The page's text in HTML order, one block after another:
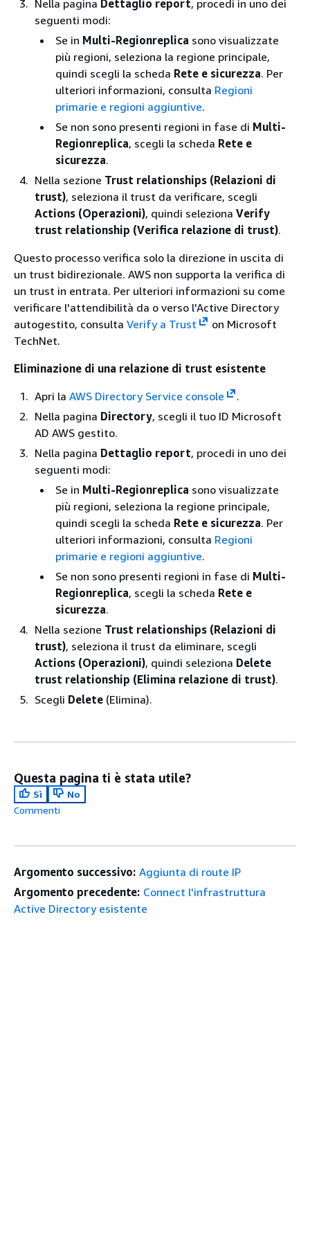
Nella pagina Dettaglio report, procedi in uno dei
seguenti modi:
Se in Multi-Regionreplica sono visualizzate
più regioni, seleziona la regione principale,
quindi scegli la scheda Rete e sicurezza. Per
ulteriori informazioni, consulta Regioni
primarie e regioni aggiuntive.
Se non sono presenti regioni in fase di Multi-
Regionreplica, scegli la scheda Rete e
sicurezza.
Nella sezione Trust relationships (Relazioni di
trust), seleziona il trust da verificare, scegli
Actions (Operazioni), quindi seleziona Verify
trust relationship (Verifica relazione di trust).
Questo processo verifica solo la direzione in uscita di
un trust bidirezionale. AWS non supporta la verifica di
un trust in entrata. Per ulteriori informazioni su come
verificare l'attendibilità da o verso l'Active Directory
autogestito, consulta Verify a Trust
on Microsoft
TechNet.
Eliminazione di una relazione di trust esistente
Apri la AWS Directory Service console
.
Nella pagina Directory, scegli il tuo ID Microsoft
AD AWS gestito.
Nella pagina Dettaglio report, procedi in uno dei
seguenti modi:
Se in Multi-Regionreplica sono visualizzate
più regioni, seleziona la regione principale,
quindi scegli la scheda Rete e sicurezza. Per
ulteriori informazioni, consulta Regioni
primarie e regioni aggiuntive.
Se non sono presenti regioni in fase di Multi-
Regionreplica, scegli la scheda Rete e
sicurezza.
Nella sezione Trust relationships (Relazioni di
trust), seleziona il trust da eliminare, scegli
Actions (Operazioni), quindi seleziona Delete
trust relationship (Elimina relazione di trust).
Scegli Delete (Elimina).
Questa pagina ti è stata utile?
Sì
No
Commenti
Argomento successivo: Aggiunta di route IP
Argomento precedente: Connect l'infrastruttura
Active Directory esistente